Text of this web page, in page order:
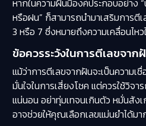
หากในความฝันมีองค์ประกอบอย่าง
หรือฝน” ก็สามารถนำมาเสริมการตีเ
3 หรือ 7 ซึ่งหมายถึงความเคลื่อนไหว
ข้อควรระวังในการตีเลขจาก
แม้ว่าการตีเลขจากฝันจะเป็นความเ
มั่นใจในการเสี่ยงโชค แต่ควรใช้วิ
แน่นอน อย่าทุ่มเทจนเกินตัว หมั่นสัง
อาจช่วยให้คุณเลือกเลขแม่นยำได้มา